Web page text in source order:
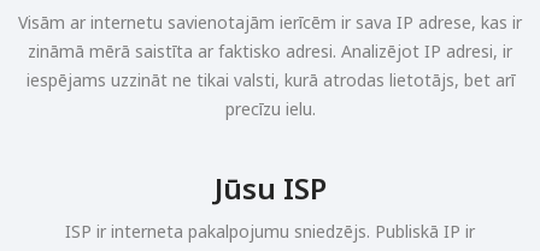
Visām ar internetu savienotajām ierīcēm ir sava IP adrese, kas ir
zināmā mērā saistīta ar faktisko adresi. Analizējot IP adresi, ir
iespējams uzzināt ne tikai valsti, kurā atrodas lietotājs, bet arī
precīzu ielu.
Jūsu ISP
ISP ir interneta pakalpojumu sniedzējs. Publiskā IP ir